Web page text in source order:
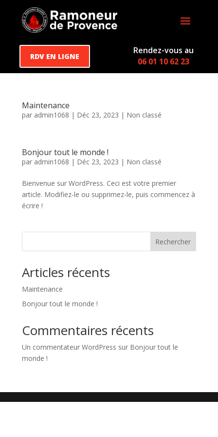
RDV EN LIGNE
Rendez-vous au
06 01 10 62 23
Maintenance
par admin1068 | Déc 23, 2023 | Non classé
Bonjour tout le monde !
par admin1068 | Déc 23, 2023 | Non classé
Bienvenue sur WordPress. Ceci est votre premier
article. Modifiez-le ou supprimez-le, puis commencez à
écrire !
Rechercher
Articles récents
Maintenance
Bonjour tout le monde !
Commentaires récents
Un commentateur WordPress sur Bonjour tout le
monde !